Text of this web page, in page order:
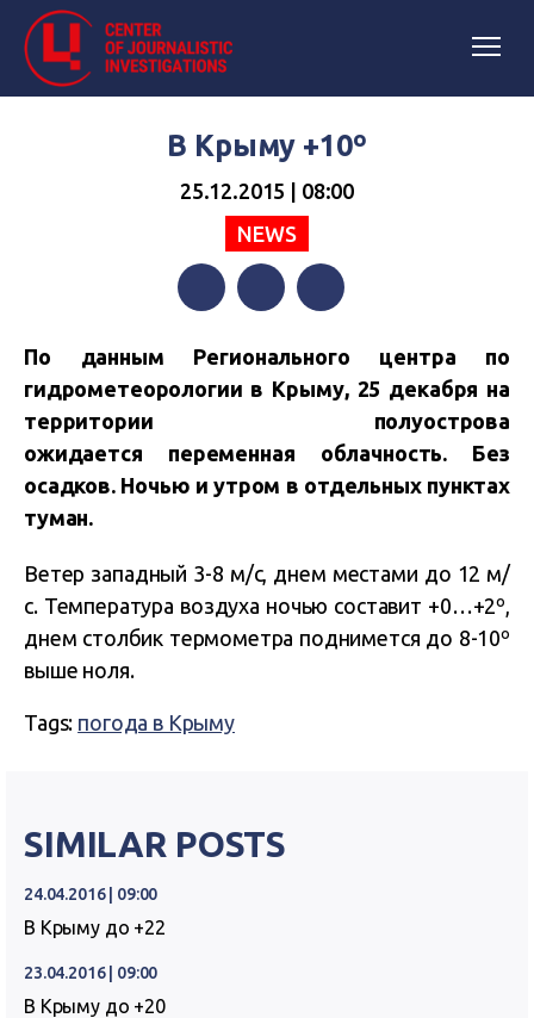
В Крыму +10º
25.12.2015 | 08:00
NEWS
По данным Регионального центра по
гидрометеорологии в Крыму, 25 декабря на
территории полуострова
ожидается переменная облачность. Без
осадков. Ночью и утром в отдельных пунктах
туман.
Ветер западный 3-8 м/с, днем местами до 12 м/
с. Температура воздуха ночью составит +0…+2º,
днем столбик термометра поднимется до 8-10º
выше ноля.
Tags: погода в Крыму
SIMILAR POSTS
24.04.2016 | 09:00
В Крыму до +22
23.04.2016 | 09:00
В Крыму до +20